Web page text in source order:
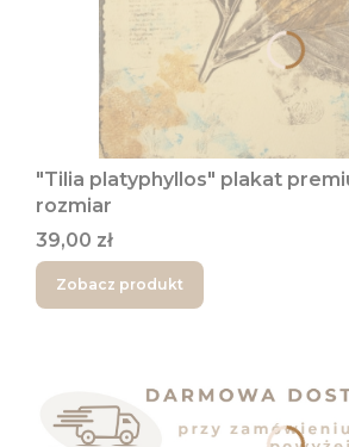
"Tilia platyphyllos" plakat
rozmiar
Cena
39,00 zł
Zobacz produkt